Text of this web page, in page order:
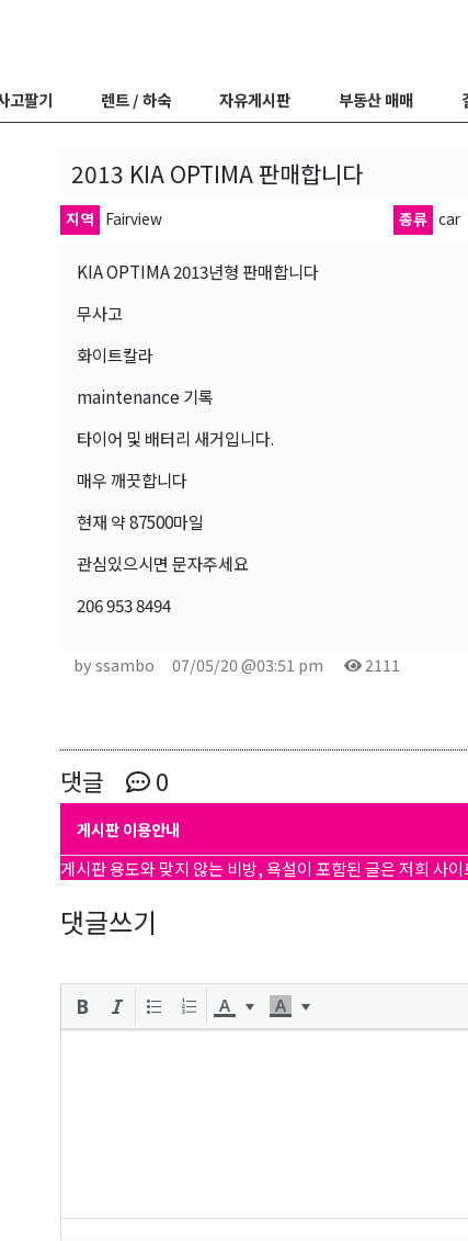
고팔기 렌트 / 하숙 자유게시판 부동산 매매
2013 KIA OPTIMA 판매합니다
지역 Fairview 종류 car
KIA OPTIMA 2013년형 판매합니다
무사고
화이트칼라
maintenance 기록
타이어 및 배터리 새거입니다.
매우 깨끗합니다
현재 약 87500마일
관심있으시면 문자주세요
206 953 8494
by ssambo 07/05/20 @03:51 pm 2111
댓글 0
게시판 이용안내
게시판 용도와 맞지 않는 비방, 욕설이 포함된 글은 저희 사
댓글쓰기